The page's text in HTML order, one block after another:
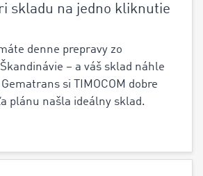
skladu na jedno kliknutie
denne prepravy zo
– a váš sklad náhle
si TIMOCOM dobre
plánu našla ideálny sklad.